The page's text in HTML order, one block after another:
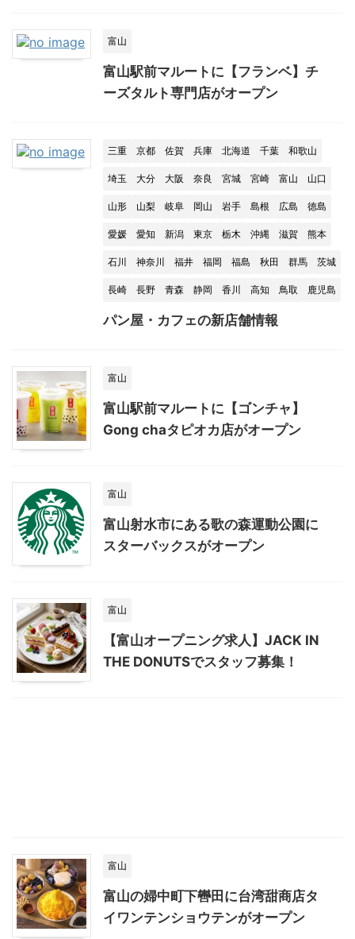
富山
富山駅前マルートに【フランベ】チ
ーズタルト専門店がオープン
三重 京都 佐賀 兵庫 北海道 千葉 和歌山
埼玉 大分 大阪 奈良 宮城 宮崎 富山 山口
山形 山梨 岐阜 岡山 岩手 島根 広島 徳島
愛媛 愛知 新潟 東京 栃木 沖縄 滋賀 熊本
石川 神奈川 福井 福岡 福島 秋田 群馬 茨城
長崎 長野 青森 静岡 香川 高知 鳥取 鹿児島
パン屋・カフェの新店舗情報
富山
富山駅前マルートに【ゴンチャ】
Gong chaタピオカ店がオープン
富山
富山射水市にある歌の森運動公園に
スターバックスがオープン
富山
【富山オープニング求人】JACK IN
THE DONUTSでスタッフ募集！
富山
富山の婦中町下轡田に台湾甜商店タ
イワンテンショウテンがオープン